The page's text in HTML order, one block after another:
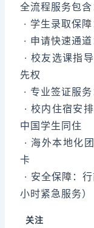
全流程服务包含
· 学生录取保
· 申请快速通
· 校友选课指
先权
· 专业签证服
· 校内住宿安
中国学生同住
· 海外本地化
卡
· 安全保障：
小时紧急服务）
关注